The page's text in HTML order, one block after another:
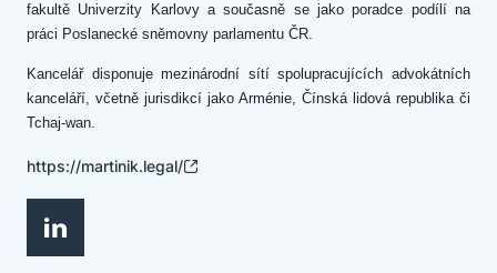
fakultě Univerzity Karlovy a současně se jako poradce podílí na
práci Poslanecké sněmovny parlamentu ČR.
Kancelář disponuje mezinárodní sítí spolupracujících advokátních
kanceláří, včetně jurisdikcí jako Arménie, Čínská lidová republika či
Tchaj-wan.
https://martinik.legal/